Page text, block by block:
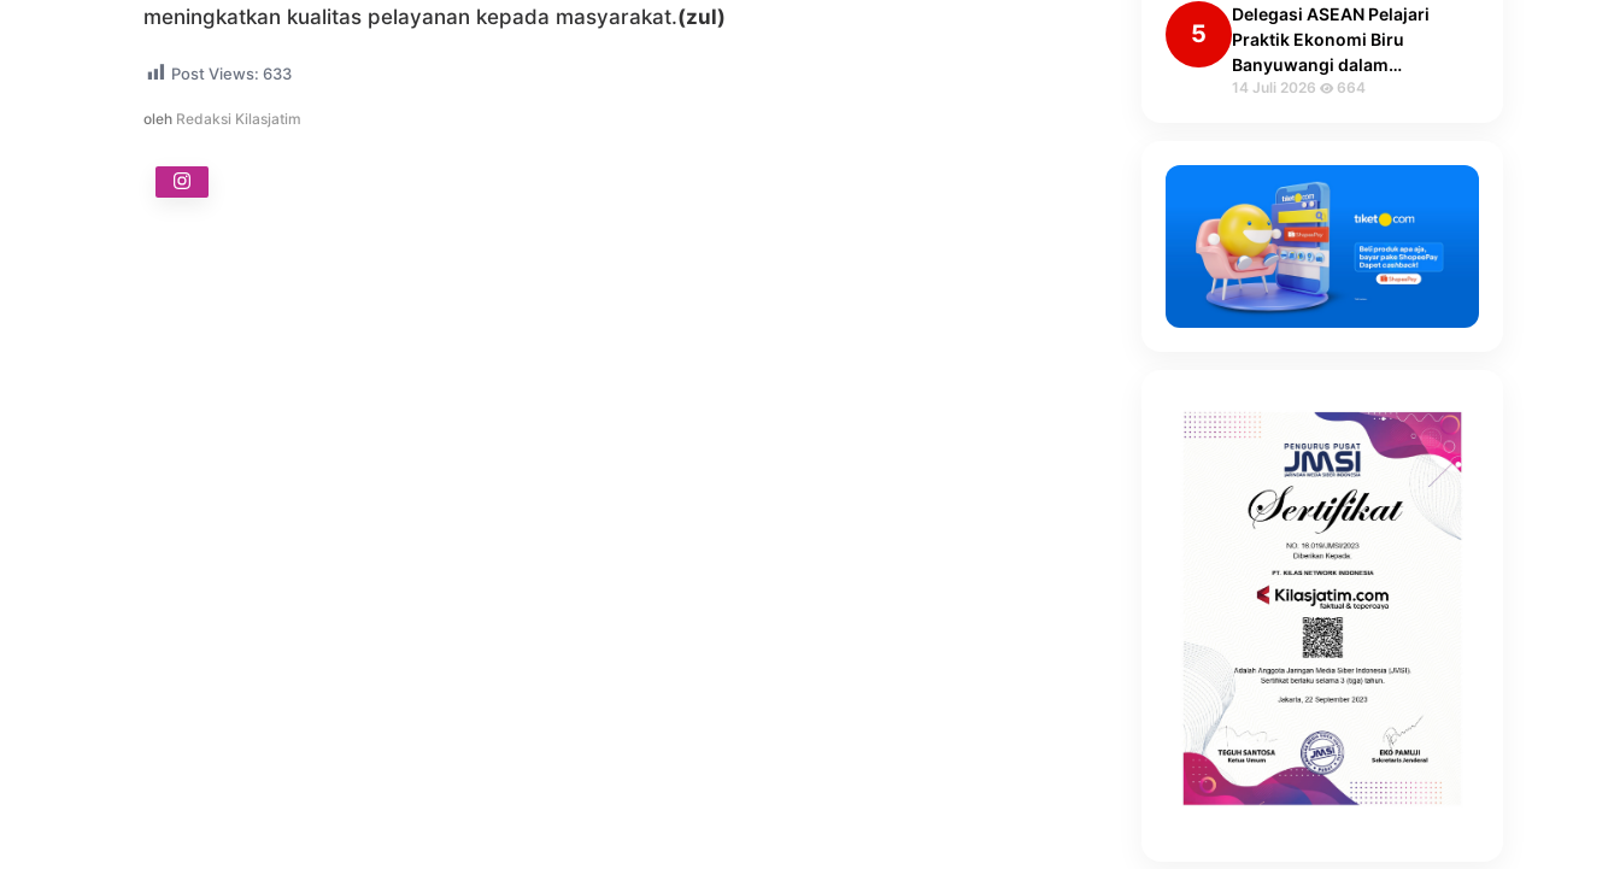
meningkatkan kualitas pelayanan kepada masyarakat.(zul)
Post Views: 633
oleh Redaksi Kilasjatim
5
Delegasi ASEAN Pelajari
Praktik Ekonomi Biru
Banyuwangi dalam…
14 Juli 2026 664